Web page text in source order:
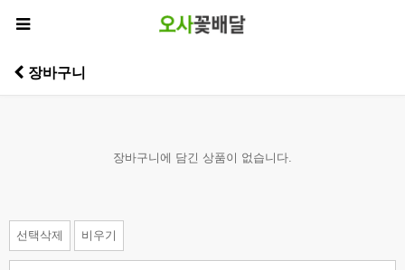
장바구니
장바구니에 담긴 상품이 없습니다.
선택삭제 비우기